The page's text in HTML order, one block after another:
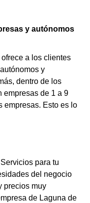
y autónomos
a los clientes
y
dentro de los
empresas de 1 a 9
empresas. Esto es lo
para tu
del negocio
precios muy
de Laguna de